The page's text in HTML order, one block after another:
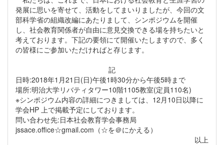
発展に思いを寄せて、活動をしてまいりましたが、今回の文
部科学省の組織改編にあたりまして、シンポジウムを開催
し、社会教育関係者が自由に意見交換できる場を持ちたいと
考えております。下記の要領にて開催いたしますので、多く
の皆様にご参加いただければと存じます。
記
日時:2018年1月21日(日)午後1時30分から午後5時まで
場所:明治大学リバティタワー10階1105教室(定員110名)
※シンポジウム内容の詳細につきましては、12月10日以降に
学会HP 上で掲載予定にしております。
問い合わせ先:日本社会教育学会事務局
jssace.office☆gmail.com（☆を＠にかえる）
以上